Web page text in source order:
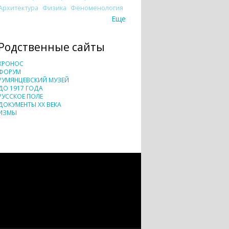
Физика Феноменология
Еще
сайты
МУЗЕЙ
1917 ГОДА
ПОЛЕ
XX ВЕКА